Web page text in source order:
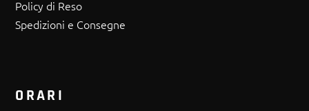
Policy di Reso
Spedizioni e Consegne
ORARI